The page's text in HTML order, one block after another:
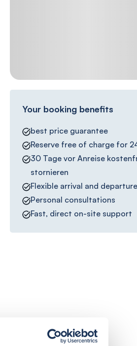
Your booking benefits
best price guarantee
Reserve free of charge for
30 Tage vor Anreise
stornieren
Flexible arrival and
Personal consultations
Fast, direct on-site support